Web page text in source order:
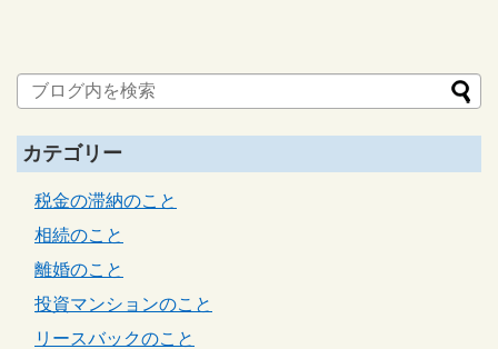
カテゴリー
税金の滞納のこと
相続のこと
離婚のこと
投資マンションのこと
リースバックのこと